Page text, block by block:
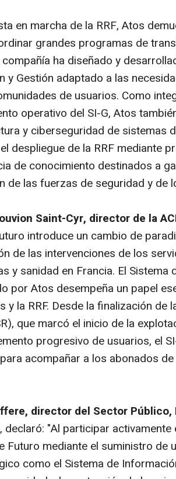
en marcha de la RRF, Atos
grandes programas de
ha diseñado y
y Gestión adaptado a las
de usuarios. Como
operativo del SI-G, Atos
y ciberseguridad de sistemas
despliegue de la RRF mediante
de conocimiento destinados a
de las fuerzas de seguridad y de
Saint-Cyr, director de la
introduce un cambio de
de las intervenciones de los
y sanidad en Francia. El Sistema
por Atos desempeña un papel
y la RRF. Desde la finalización de
que marcó el inicio de la
progresivo de usuarios, el
acompañar a los abonados
director del Sector Público,
, declaró: "Al participar
Futuro mediante el suministro de
como el Sistema de